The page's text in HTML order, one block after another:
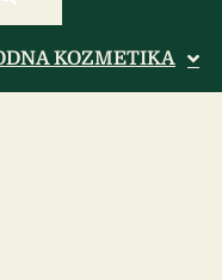
KOZMETIKA